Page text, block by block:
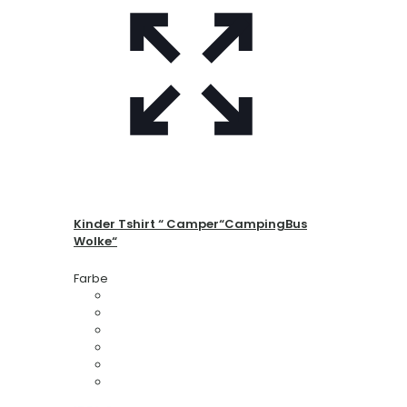
Kinder Tshirt “ Camper“CampingBus
Wolke“
Farbe